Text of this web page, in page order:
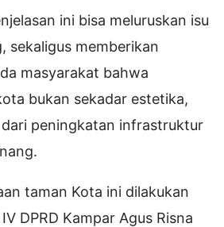
ini bisa meluruskan isu
sekaligus memberikan
masyarakat bahwa
bukan sekadar estetika,
peningkatan infrastruktur
taman Kota ini dilakukan
DPRD Kampar Agus Risna